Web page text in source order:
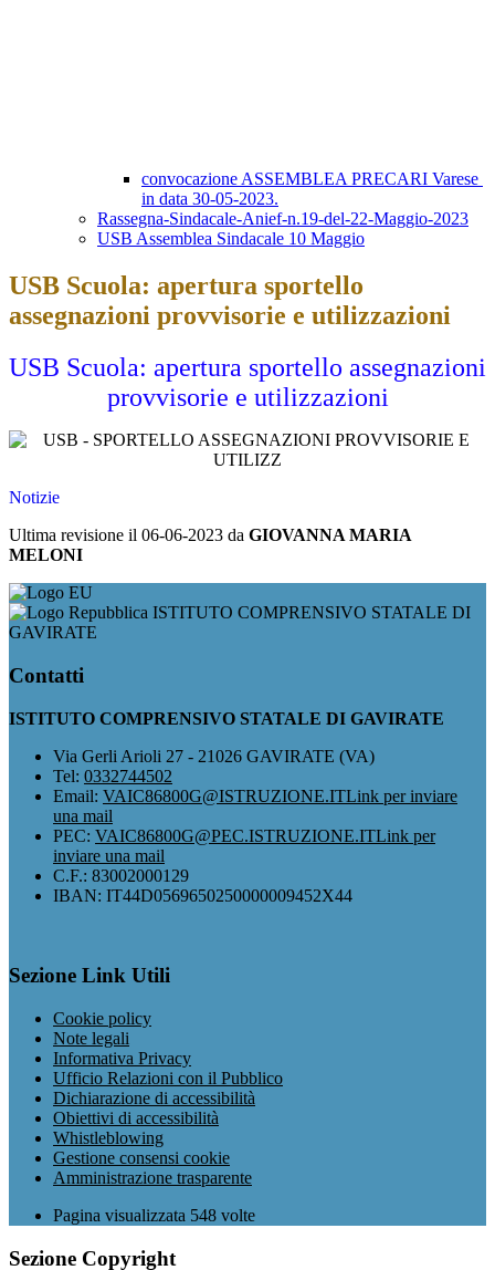
convocazione ASSEMBLEA PRECARI Varese
in data 30-05-2023.
Rassegna-Sindacale-Anief-n.19-del-22-Maggio-2023
USB Assemblea Sindacale 10 Maggio
USB Scuola: apertura sportello
assegnazioni provvisorie e utilizzazioni
USB Scuola: apertura sportello assegnazioni
provvisorie e utilizzazioni
Notizie
Ultima revisione il 06-06-2023 da GIOVANNA MARIA
MELONI
ISTITUTO COMPRENSIVO STATALE DI
GAVIRATE
Contatti
ISTITUTO COMPRENSIVO STATALE DI GAVIRATE
Via Gerli Arioli 27 - 21026 GAVIRATE (VA)
Tel: 0332744502
Email: VAIC86800G@ISTRUZIONE.ITLink per inviare
una mail
PEC: VAIC86800G@PEC.ISTRUZIONE.ITLink per
inviare una mail
C.F.: 83002000129
IBAN: IT44D0569650250000009452X44
Sezione Link Utili
Cookie policy
Note legali
Informativa Privacy
Ufficio Relazioni con il Pubblico
Dichiarazione di accessibilità
Obiettivi di accessibilità
Whistleblowing
Gestione consensi cookie
Amministrazione trasparente
Pagina visualizzata 548 volte
Sezione Copyright